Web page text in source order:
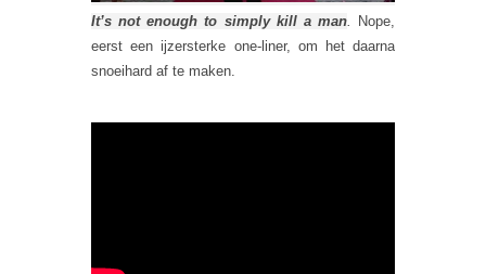
It’s not enough to simply kill a man.
Nope,
eerst een ijzersterke one-liner, om het daarna
snoeihard af te maken.